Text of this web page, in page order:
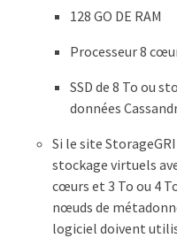
128 GO DE RAM
Processeur 8
SSD de 8 To ou
données
Si le site
stockage virtuels
cœurs et 3 To ou 4
nœuds de
logiciel doivent